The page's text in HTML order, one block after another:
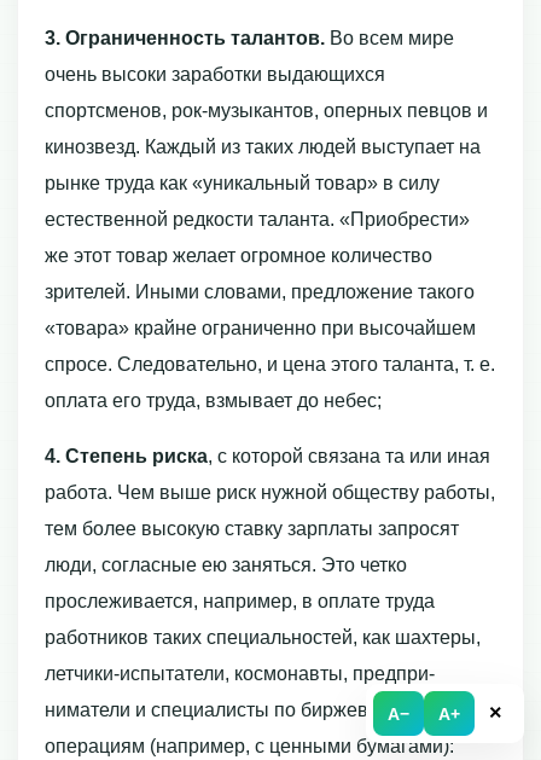
A− A+ ×
3. Ограниченность талантов. Во всем мире
очень высоки заработки выдающихся
спортсменов, рок-музыкантов, оперных певцов и
кинозвезд. Каждый из таких людей выступает на
рынке труда как «уникальный товар» в силу
естественной редкости таланта. «Приобрести»
же этот товар желает огромное количество
зрителей. Иными словами, предложение такого
«товара» крайне ограниченно при высочайшем
спросе. Следовательно, и цена этого таланта, т. е.
оплата его труда, взмывает до небес;
4. Степень риска, с которой связана та или иная
работа. Чем выше риск нуж­ной обществу работы,
тем более высокую ставку зарплаты запросят
люди, соглас­ные ею заняться. Это четко
прослеживается, например, в оплате труда
работников таких специальностей, как шахтеры,
летчики-испытатели, космонавты, предпри­
ниматели и специалисты по биржевым
операциям (например, с ценными бумага­ми):